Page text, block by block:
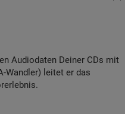
Audiodaten Deiner CDs mit
Wandler) leitet er das